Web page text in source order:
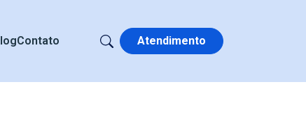
Contato Atendimento